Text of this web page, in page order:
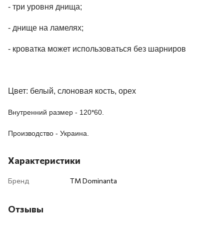
- три уровня днища;
- днище на ламелях;
- кроватка может использоваться без шарниров
Цвет: белый, слоновая кость, орех
Внутренний размер - 120*60.
Производство - Украина.
Характеристики
Бренд ТМ Dominanta
Отзывы